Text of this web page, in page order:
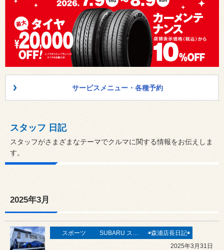
サービスメニュー・各種予約
スタッフ 日記
スタッフがさまざまなテーマでクルマに関する情報をお伝えしま
す。
2025年3月
スポーツ
◉森浦店長日記◉
2025年3月31日